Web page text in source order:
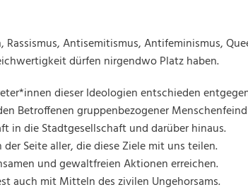
Rassismus, Antisemitismus, Antifeminismus,
dürfen nirgendwo Platz haben.
dieser Ideologien entschieden
Betroffenen gruppenbezogener
in die Stadtgesellschaft und darüber hinaus.
Seite aller, die diese Ziele mit uns teilen.
und gewaltfreien Aktionen erreichen.
auch mit Mitteln des zivilen Ungehorsams.